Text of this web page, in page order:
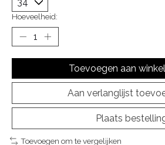
Hoeveelheid:
Toevoegen aan
Aan verlanglijst
Plaats
Toevoegen om te vergelijken